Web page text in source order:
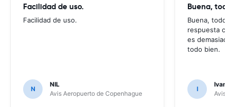
Facilidad de uso.
Facilidad de uso.
N
NIL
Avis Aeropuerto de Copenhague
Buena,
Buena, todo
respuesta
es
todo bien.
I
Ivan
Avis